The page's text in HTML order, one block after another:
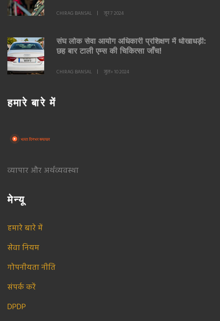
CHIRAG BANSAL जून 7 2024
संघ लोक सेवा आयोग अधिकारी प्रशिक्षण में धोखाधड़ी:
छह बार टाली एम्स की चिकित्सा जाँच!
CHIRAG BANSAL जुल॰ 10 2024
हमारे बारे में
व्यापार और अर्थव्यवस्था
मेन्यू
हमारे बारे में
सेवा नियम
गोपनीयता नीति
संपर्क करें
DPDP